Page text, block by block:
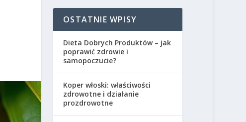
OSTATNIE WPISY
Dieta Dobrych Produktów – jak
poprawić zdrowie i
samopoczucie?
Koper włoski: właściwości
zdrowotne i działanie
prozdrowotne